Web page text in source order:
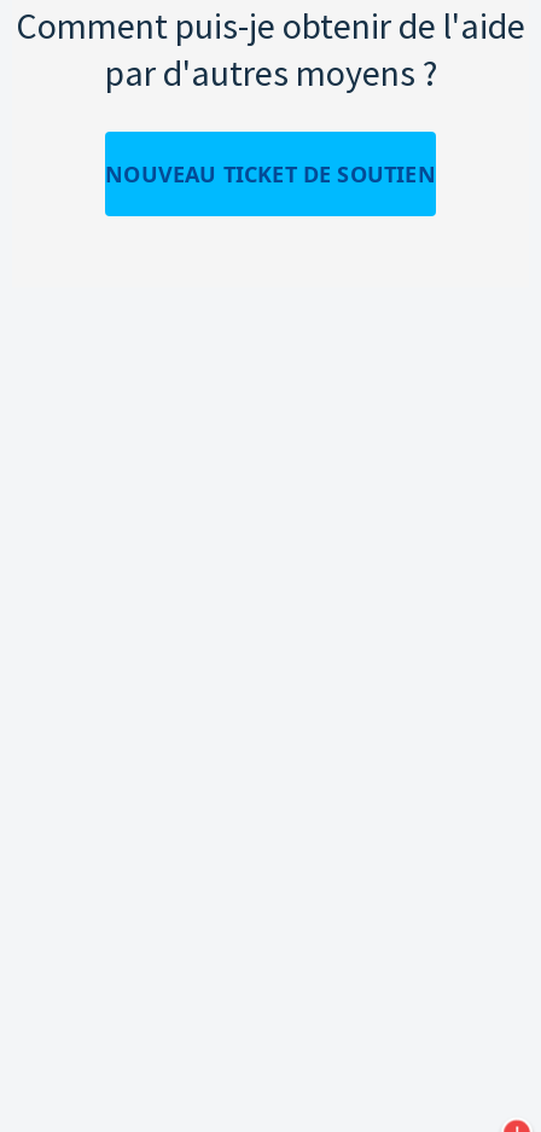
Comment puis-je obtenir de l'aide
par d'autres moyens ?
NOUVEAU TICKET DE SOUTIEN